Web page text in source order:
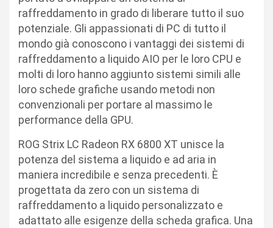
raffreddamento in grado di liberare tutto il suo
potenziale. Gli appassionati di PC di tutto il
mondo già conoscono i vantaggi dei sistemi di
raffreddamento a liquido AIO per le loro CPU e
molti di loro hanno aggiunto sistemi simili alle
loro schede grafiche usando metodi non
convenzionali per portare al massimo le
performance della GPU.
ROG Strix LC Radeon RX 6800 XT unisce la
potenza del sistema a liquido e ad aria in
maniera incredibile e senza precedenti. È
progettata da zero con un sistema di
raffreddamento a liquido personalizzato e
adattato alle esigenze della scheda grafica. Una